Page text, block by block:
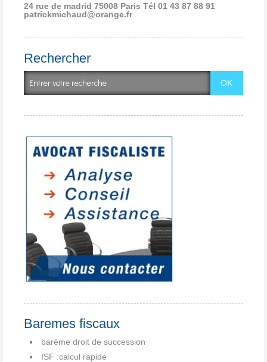
24 rue de madrid 75008 Paris Tél 01 43 87 88 91
patrickmichaud@orange.fr
Rechercher
Baremes fiscaux
barême droit de succession
ISF :calcul rapide